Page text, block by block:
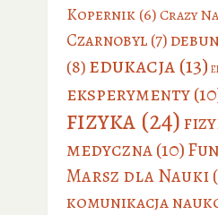
Kopernik(6)Crazy
Czarnobyl(7)
(8)edukacja(13)
eksperymenty
fizyka(24)
medyczna(10)
Marsz dla Nauki
komunikacja